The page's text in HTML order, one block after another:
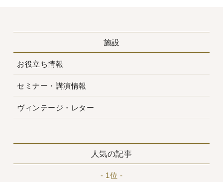
施設
お役立ち情報
セミナー・講演情報
ヴィンテージ・レター
人気の記事
- 1位 -